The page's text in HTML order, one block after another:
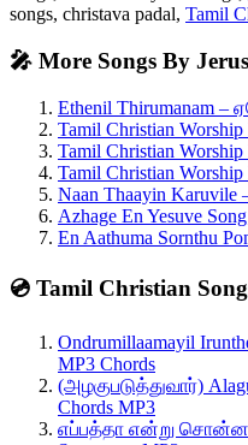
songs, christava padal, Tamil
🎤 More Songs By
Ethenil Thirumanam
Tamil Christian
Tamil Christian
Tamil Christian
Naan Thaayin
Azhage En Yesuve
En Aathuma Sornthu
💿 Tamil Christian
Ondrumillaamayil
MP3 Chords
(அழகுபடுத்துவார்)
Chords MP3
எப்பத்தா என்று